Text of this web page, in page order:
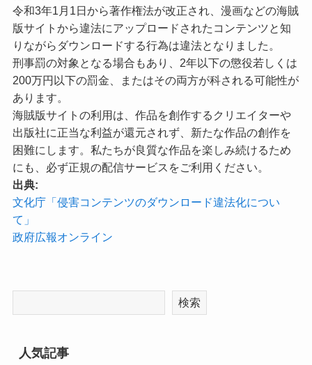
令和3年1月1日から著作権法が改正され、漫画などの海賊
版サイトから違法にアップロードされたコンテンツと知
りながらダウンロードする行為は違法となりました。
刑事罰の対象となる場合もあり、2年以下の懲役若しくは
200万円以下の罰金、またはその両方が科される可能性が
あります。
海賊版サイトの利用は、作品を創作するクリエイターや
出版社に正当な利益が還元されず、新たな作品の創作を
困難にします。私たちが良質な作品を楽しみ続けるため
にも、必ず正規の配信サービスをご利用ください。
出典:
文化庁「侵害コンテンツのダウンロード違法化につい
て」
政府広報オンライン
検索
人気記事